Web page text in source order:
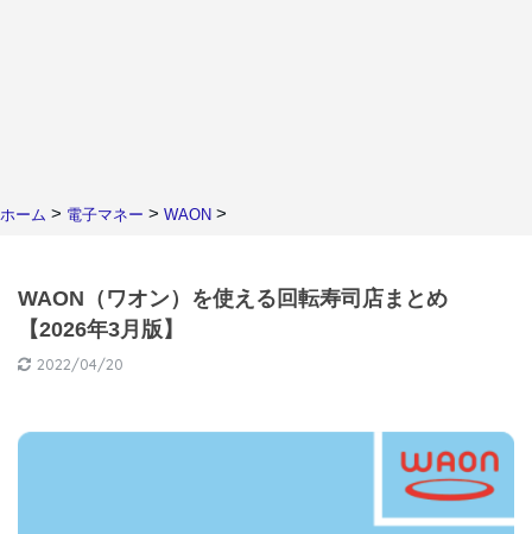
ホーム > 電子マネー > WAON >
WAON（ワオン）を使える回転寿司店まとめ
【2026年3月版】
2022/04/20